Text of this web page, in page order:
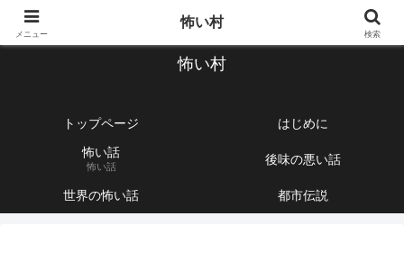
【1760話以上】怖い話と不思議な話を集めて紹介するサイト
怖い村
トップページ
はじめに
怖い話
怖い話 後味の悪い話
世界の怖い話 都市伝説
メニュー
怖い村
検索